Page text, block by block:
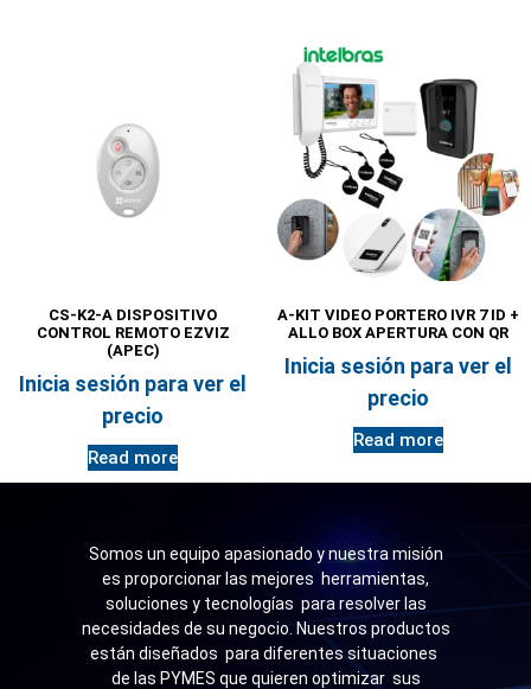
CS-K2-A DISPOSITIVO
CONTROL REMOTO EZVIZ
(APEC)
Inicia sesión para ver el
precio
Read more
A-KIT VIDEO PORTERO IVR 7 ID +
ALLO BOX APERTURA CON QR
Inicia sesión para ver el
precio
Read more
Somos un equipo apasionado y nuestra misión
es proporcionar las mejores herramientas,
soluciones y tecnologías para resolver las
necesidades de su negocio. Nuestros productos
están diseñados para diferentes situaciones
de las PYMES que quieren optimizar sus